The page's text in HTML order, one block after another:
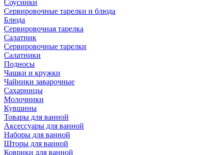
Соусники
Сервировочные тарелки и блюда
Блюда
Сервировочная тарелка
Салатник
Сервировочные тарелки
Салатники
Подносы
Чашки и кружки
Чайники заварочные
Сахарницы
Молочники
Кувшины
Товары для ванной
Аксессуары для ванной
Наборы для ванной
Шторы для ванной
Коврики для ванной